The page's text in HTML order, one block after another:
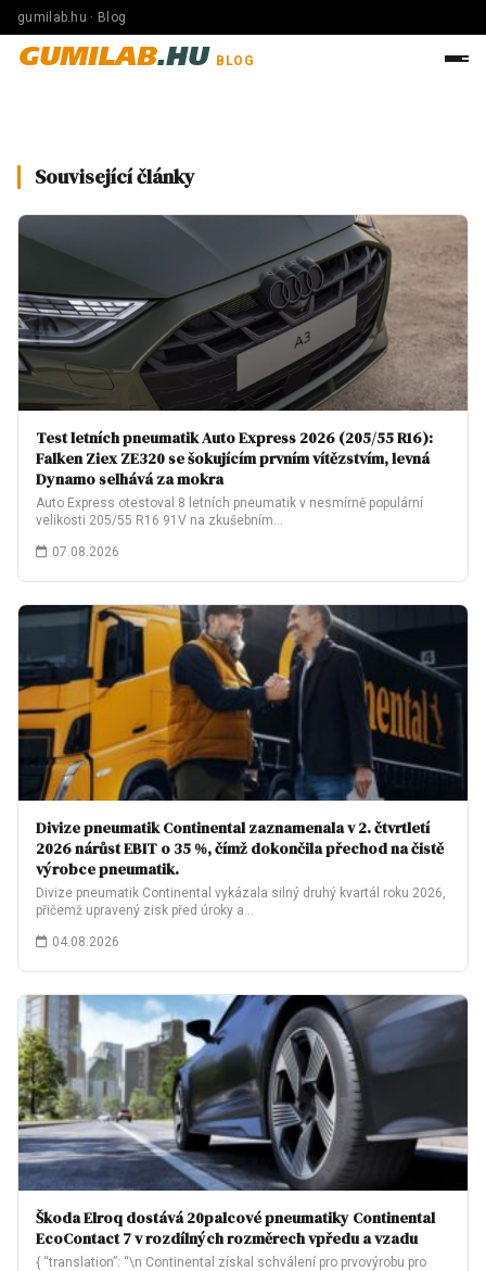
gumilab.hu · Blog
GUMILAB.HU BLOG
Související články
Test letních pneumatik Auto Express 2026 (205/55 R16):
Falken Ziex ZE320 se šokujícím prvním vítězstvím, levná
Dynamo selhává za mokra
Auto Express otestoval 8 letních pneumatik v nesmírně populární
velikosti 205/55 R16 91V na zkušebním…
07.08.2026
Divize pneumatik Continental zaznamenala v 2. čtvrtletí
2026 nárůst EBIT o 35 %, čímž dokončila přechod na čistě
výrobce pneumatik.
Divize pneumatik Continental vykázala silný druhý kvartál roku 2026,
přičemž upravený zisk před úroky a…
04.08.2026
Škoda Elroq dostává 20palcové pneumatiky Continental
EcoContact 7 v rozdílných rozměrech vpředu a vzadu
{ “translation”: “\n Continental získal schválení pro prvovýrobu pro